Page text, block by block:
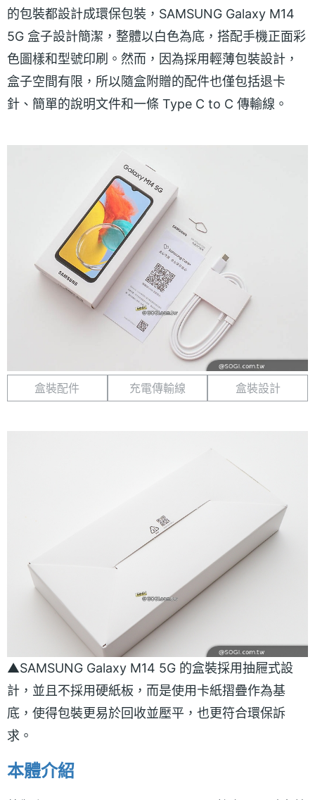
的包裝都設計成環保包裝，SAMSUNG Galaxy M14
5G 盒子設計簡潔，整體以白色為底，搭配手機正面彩
色圖樣和型號印刷。然而，因為採用輕薄包裝設計，
盒子空間有限，所以隨盒附贈的配件也僅包括退卡
針、簡單的說明文件和一條 Type C to C 傳輸線。
盒裝配件 充電傳輸線 盒裝設計
▲SAMSUNG Galaxy M14 5G 的盒裝採用抽屜式設
計，並且不採用硬紙板，而是使用卡紙摺疊作為基
底，使得包裝更易於回收並壓平，也更符合環保訴
求。
本體介紹